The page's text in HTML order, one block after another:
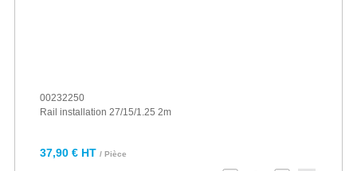
00232250
Rail installation 27/15/1.25 2m
37,90 € HT / Pièce